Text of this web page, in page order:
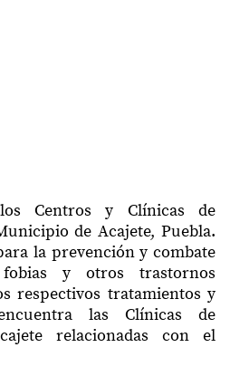
Centros y Clínicas de
de Acajete, Puebla.
la prevención y combate
y otros trastornos
respectivos tratamientos y
las Clínicas de
relacionadas con el